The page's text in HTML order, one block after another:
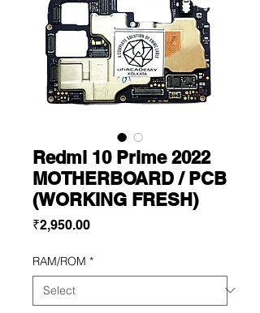
Redmi 10 Prime 2022
MOTHERBOARD / PCB
(WORKING FRESH)
₹2,950.00Price
RAM/ROM *